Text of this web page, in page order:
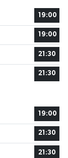
19:00
19:00
21:30
21:30
19:00
21:30
21:30